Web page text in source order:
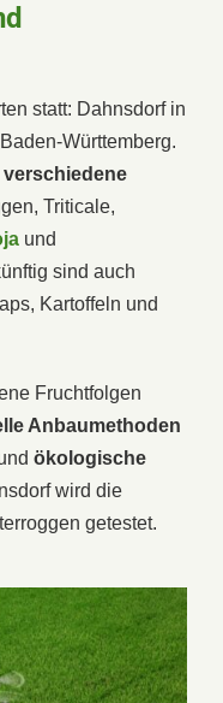
statt: Dahnsdorf in
Württemberg.
verschiedene
Triticale,
und
sind auch
Kartoffeln und
Fruchtfolgen
Anbaumethoden
ökologische
wird die
getestet.